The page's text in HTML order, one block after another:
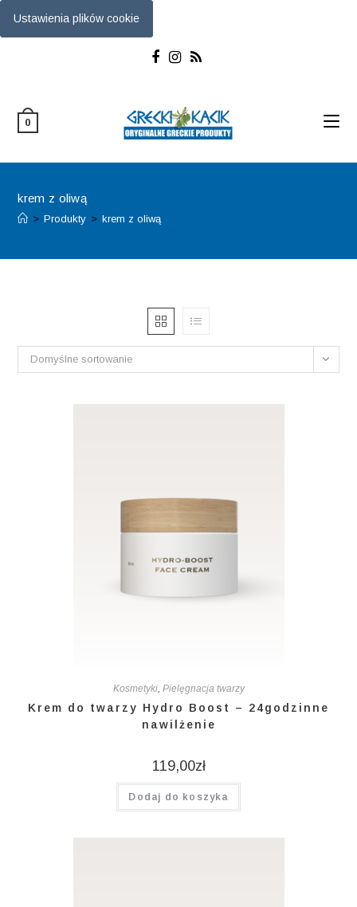
Ustawienia plików cookie
0
krem z oliwą
> Produkty > krem z oliwą
Domyślne sortowanie
Kosmetyki, Pielęgnacja twarzy
Krem do twarzy Hydro Boost – 24godzinne
nawilżenie
119,00zł
Dodaj do koszyka